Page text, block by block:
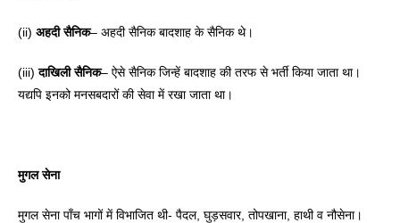
(ii) अहदी सैनिक– अहदी सैनिक बादशाह के सैनिक थे।
(iii) दाखिली सैनिक– ऐसे सैनिक जिन्हें बादशाह की तरफ से भर्ती किया जाता था।
यद्यपि इनको मनसबदारों की सेवा में रखा जाता था।
मुगल सेना
मुगल सेना पाँच भागों में विभाजित थी- पैदल, घुड़सवार, तोपखाना, हाथी व नौसेना।